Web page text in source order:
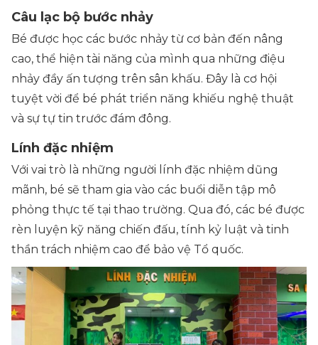
Câu lạc bộ bước nhảy
Bé được học các bước nhảy từ cơ bản đến nâng
cao, thể hiện tài năng của mình qua những điệu
nhảy đầy ấn tượng trên sân khấu. Đây là cơ hội
tuyệt vời để bé phát triển năng khiếu nghệ thuật
và sự tự tin trước đám đông.
Lính đặc nhiệm
Với vai trò là những người lính đặc nhiệm dũng
mãnh, bé sẽ tham gia vào các buổi diễn tập mô
phỏng thực tế tại thao trường. Qua đó, các bé được
rèn luyện kỹ năng chiến đấu, tính kỷ luật và tinh
thần trách nhiệm cao để bảo vệ Tổ quốc.